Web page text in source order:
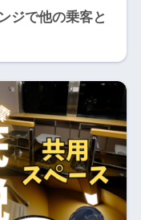
ジで他の乗客と